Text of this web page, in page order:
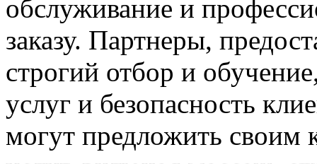
обслуживание и
заказу. Партнеры,
строгий отбор и
услуг и безопасность
могут предложить